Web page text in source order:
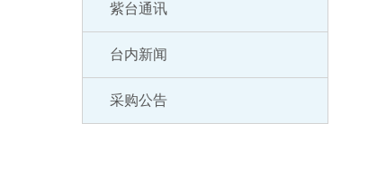
紫台通讯
台内新闻
采购公告